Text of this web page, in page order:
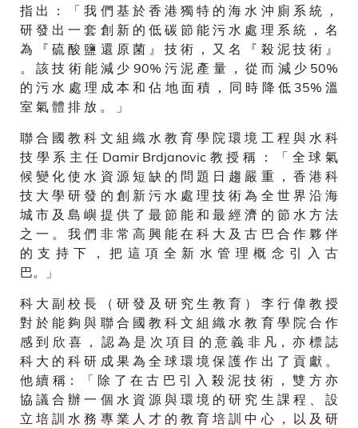
指 出 ： 「 我 們 基 於 香 港 獨 特 的 海 水 沖 廁 系 統 ，
研 發 出 一 套 創 新 的 低 碳 節 能 污 水 處 理 系 統 ， 名
為 『 硫 酸 鹽 還 原 菌 』 技 術 ， 又 名 『 殺 泥 技 術 』
。 該 技 術 能 減 少 90% 污 泥 產 量 ， 從 而 減 少 50%
的 污 水 處 理 成 本 和 佔 地 面 積 ， 同 時 降 低 35% 溫
室 氣 體 排 放 。 」
聯 合 國 教 科 文 組 織 水 教 育 學 院 環 境 工 程 與 水 科
技 學 系 主 任 Damir Brdjanovic 教 授 稱 ： 「 全 球 氣
候 變 化 使 水 資 源 短 缺 的 問 題 日 趨 嚴 重 ， 香 港 科
技 大 學 研 發 的 創 新 污 水 處 理 技 術 為 全 世 界 沿 海
城 市 及 島 嶼 提 供 了 最 節 能 和 最 經 濟 的 節 水 方 法
之 一 。 我 們 非 常 高 興 能 在 科 大 及 古 巴 合 作 夥 伴
的 支 持 下 ， 把 這 項 全 新 水 管 理 概 念 引 入 古
巴。」
科 大 副 校 長 （ 研 發 及 研 究 生 教 育 ） 李 行 偉 教 授
對 於 能 夠 與 聯 合 國 教 科 文 組 織 水 教 育 學 院 合 作
感 到 欣 喜 ， 認 為 是 次 項 目 的 意 義 非 凡， 亦 標 誌
科 大 的 科 研 成 果 為 全 球 環 境 保 護 作 出 了 貢 獻 。
他 續 稱： 「 除 了 在 古 巴 引 入 殺 泥 技 術 ， 雙 方 亦
協 議 合 辦 一 個 水 資 源 與 環 境 的 研 究 生 課 程 、 設
立 培 訓 水 務 專 業 人 才 的 教 育 培 訓 中 心 ， 以 及 研